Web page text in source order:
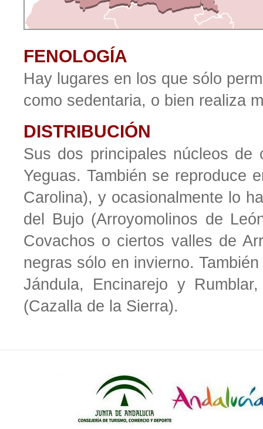
FENOLOGÍA
Hay lugares en los que sólo
como sedentaria, o bien realiza
DISTRIBUCIÓN
Sus dos principales núcleos
Yeguas. También se reproduce
Carolina), y ocasionalmente lo
del Bujo (Arroyomolinos de
Covachos o ciertos valles de
negras sólo en invierno.
Jándula, Encinarejo y
(Cazalla de la Sierra).